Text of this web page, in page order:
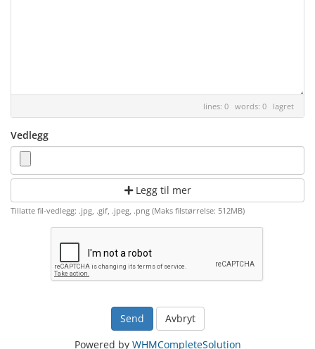
lines: 0 words: 0 lagret
Vedlegg
Legg til mer
Tillatte fil-vedlegg: .jpg, .gif, .jpeg, .png (Maks filstørrelse: 512MB)
Avbryt
Powered by WHMCompleteSolution